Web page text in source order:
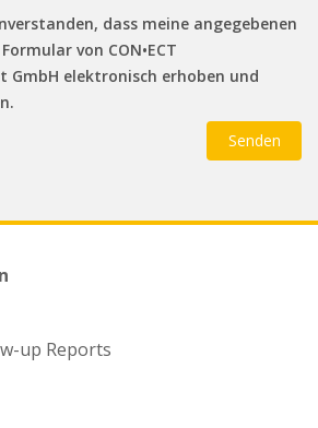
dass meine angegebenen
von CON•ECT
GmbH elektronisch erhoben und
up Reports